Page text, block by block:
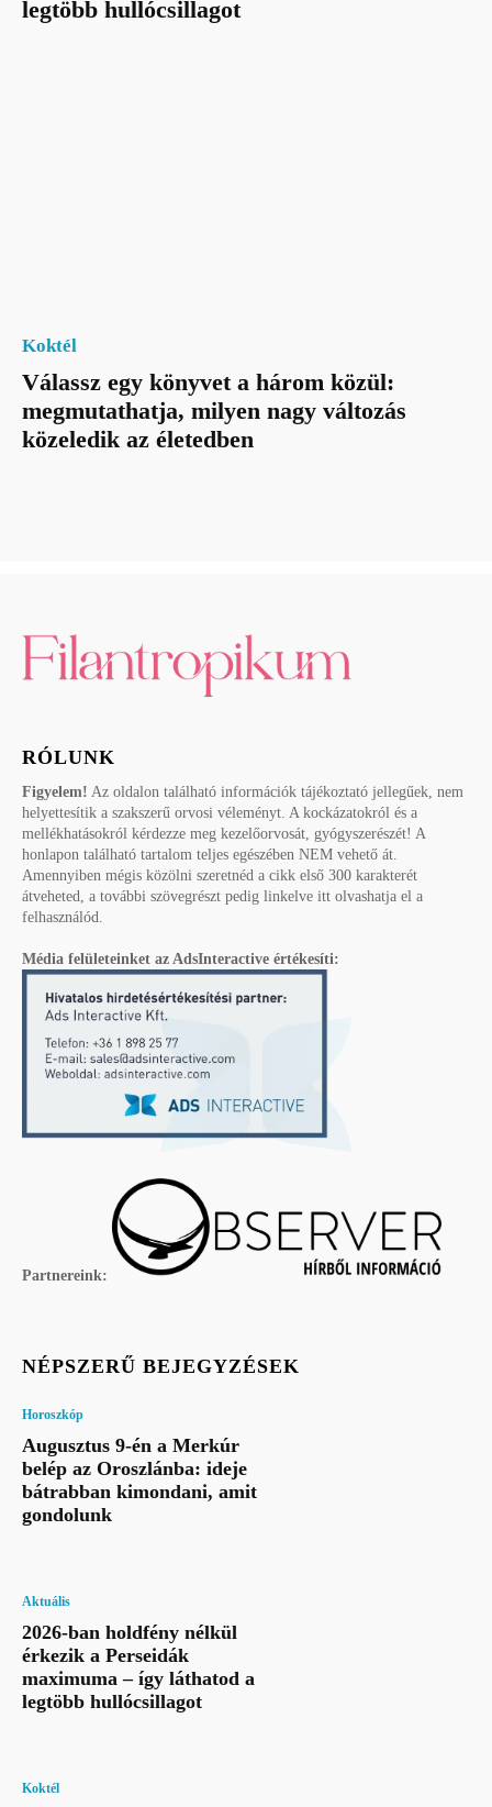
legtöbb hullócsillagot
Koktél
Válassz egy könyvet a három közül:
megmutathatja, milyen nagy változás
közeledik az életedben
RÓLUNK
Figyelem! Az oldalon található információk tájékoztató jellegűek, nem
helyettesítik a szakszerű orvosi véleményt. A kockázatokról és a
mellékhatásokról kérdezze meg kezelőorvosát, gyógyszerészét! A
honlapon található tartalom teljes egészében NEM vehető át.
Amennyiben mégis közölni szeretnéd a cikk első 300 karakterét
átveheted, a további szövegrészt pedig linkelve itt olvashatja el a
felhasználód.
Média felületeinket az AdsInteractive értékesíti:
Partnereink:
NÉPSZERŰ BEJEGYZÉSEK
Horoszkóp
Augusztus 9-én a Merkúr
belép az Oroszlánba: ideje
bátrabban kimondani, amit
gondolunk
Aktuális
2026-ban holdfény nélkül
érkezik a Perseidák
maximuma – így láthatod a
legtöbb hullócsillagot
Koktél